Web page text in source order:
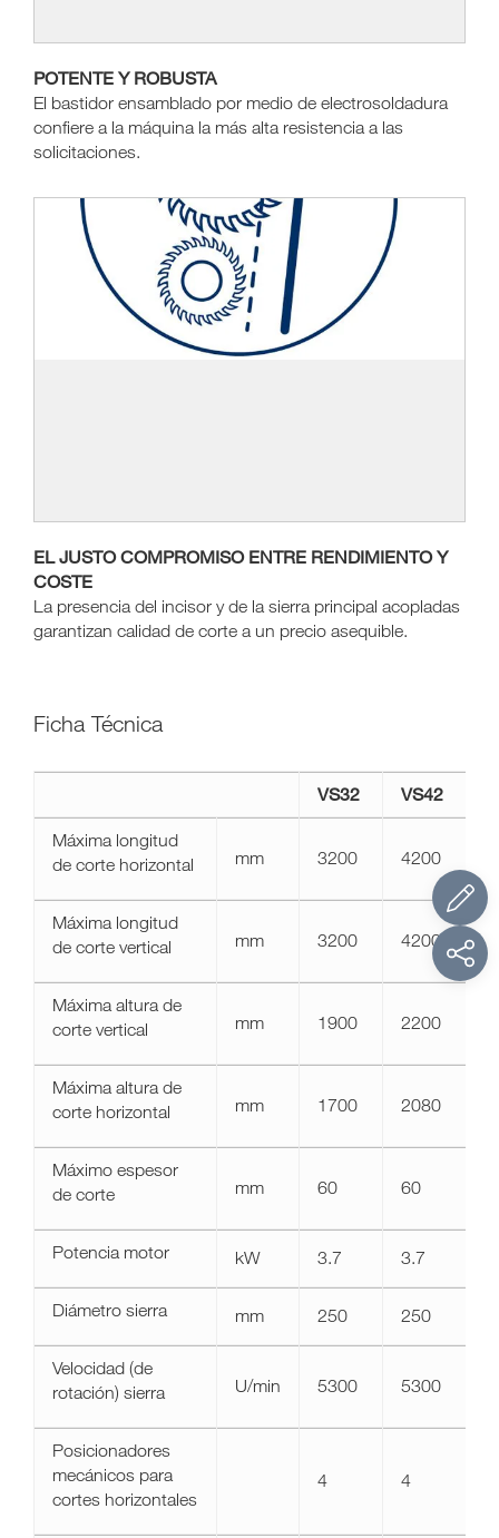
POTENTE Y ROBUSTA
El bastidor ensamblado por medio de electrosoldadura
confiere a la máquina la más alta resistencia a las
solicitaciones.
EL JUSTO COMPROMISO ENTRE RENDIMIENTO Y
COSTE
La presencia del incisor y de la sierra principal acopladas
garantizan calidad de corte a un precio asequible.
Ficha Técnica
VS32 VS42
Máxima longitud
de corte horizontal
mm 3200 4200
Máxima longitud
de corte vertical
mm 3200 4200
Máxima altura de
corte vertical
mm 1900 2200
Máxima altura de
corte horizontal
mm 1700 2080
Máximo espesor
de corte
mm 60 60
Potencia motor kW 3.7 3.7
Diámetro sierra mm 250 250
Velocidad (de
rotación) sierra
U/min 5300 5300
Posicionadores
mecánicos para
cortes horizontales
4 4